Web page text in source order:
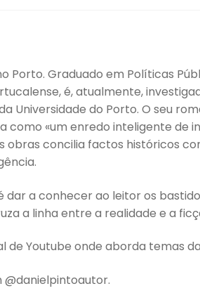
Porto. Graduado em Políticas
é, atualmente,
Universidade do Porto. O seu
como «um enredo inteligente de
obras concilia factos históricos
dar a conhecer ao leitor os
a linha entre a realidade e a
de Youtube onde aborda temas
@danielpintoautor.